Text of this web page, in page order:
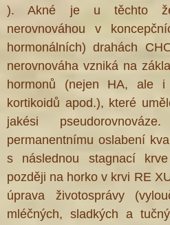
). Akné je u těchto
nerovnováhou v
hormonálních) drahách
nerovnováha vzniká na
hormonů (nejen HA, ale i
kortikoidů apod.), které
jakési
permanentnímu oslabení
s následnou stagnací
později na horko v krvi RE
úprava životosprávy
mléčných, sladkých a